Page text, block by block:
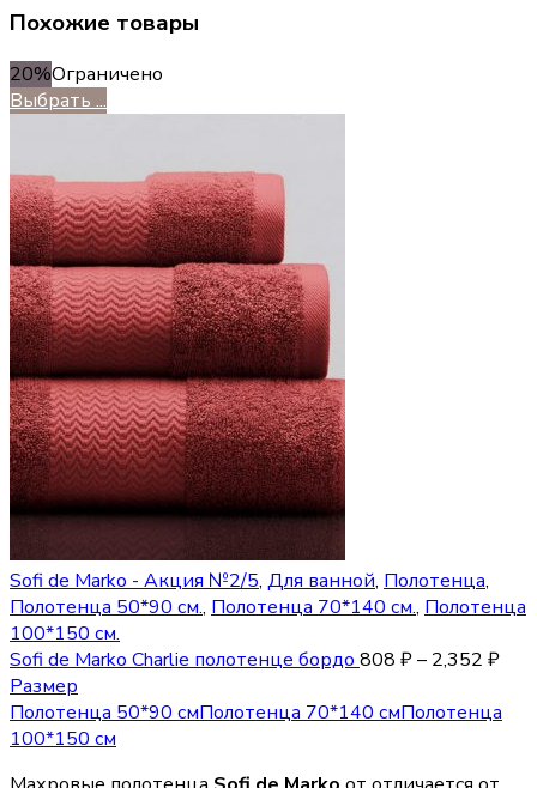
Похожие товары
20%Ограничено
Выбрать ...
Sofi de Marko - Акция №2/5, Для ванной, Полотенца,
Полотенца 50*90 см., Полотенца 70*140 см., Полотенца
100*150 см.
Sofi de Marko Charlie полотенце бордо 808 ₽– 2,352 ₽
Размер
Полотенца 50*90 смПолотенца 70*140 смПолотенца
100*150 см